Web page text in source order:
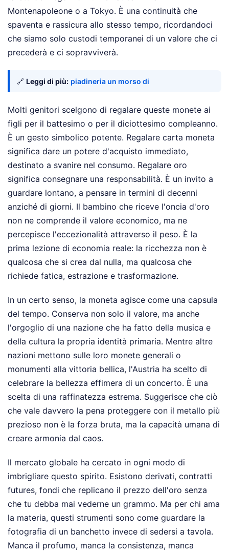
Montenapoleone o a Tokyo. È una continuità che
spaventa e rassicura allo stesso tempo, ricordandoci
che siamo solo custodi temporanei di un valore che ci
precederà e ci sopravviverà.
🔗 Leggi di più: piadineria un morso di
Molti genitori scelgono di regalare queste monete ai
figli per il battesimo o per il diciottesimo compleanno.
È un gesto simbolico potente. Regalare carta moneta
significa dare un potere d'acquisto immediato,
destinato a svanire nel consumo. Regalare oro
significa consegnare una responsabilità. È un invito a
guardare lontano, a pensare in termini di decenni
anziché di giorni. Il bambino che riceve l'oncia d'oro
non ne comprende il valore economico, ma ne
percepisce l'eccezionalità attraverso il peso. È la
prima lezione di economia reale: la ricchezza non è
qualcosa che si crea dal nulla, ma qualcosa che
richiede fatica, estrazione e trasformazione.
In un certo senso, la moneta agisce come una capsula
del tempo. Conserva non solo il valore, ma anche
l'orgoglio di una nazione che ha fatto della musica e
della cultura la propria identità primaria. Mentre altre
nazioni mettono sulle loro monete generali o
monumenti alla vittoria bellica, l'Austria ha scelto di
celebrare la bellezza effimera di un concerto. È una
scelta di una raffinatezza estrema. Suggerisce che ciò
che vale davvero la pena proteggere con il metallo più
prezioso non è la forza bruta, ma la capacità umana di
creare armonia dal caos.
Il mercato globale ha cercato in ogni modo di
imbrigliare questo spirito. Esistono derivati, contratti
futures, fondi che replicano il prezzo dell'oro senza
che tu debba mai vederne un grammo. Ma per chi ama
la materia, questi strumenti sono come guardare la
fotografia di un banchetto invece di sedersi a tavola.
Manca il profumo, manca la consistenza, manca